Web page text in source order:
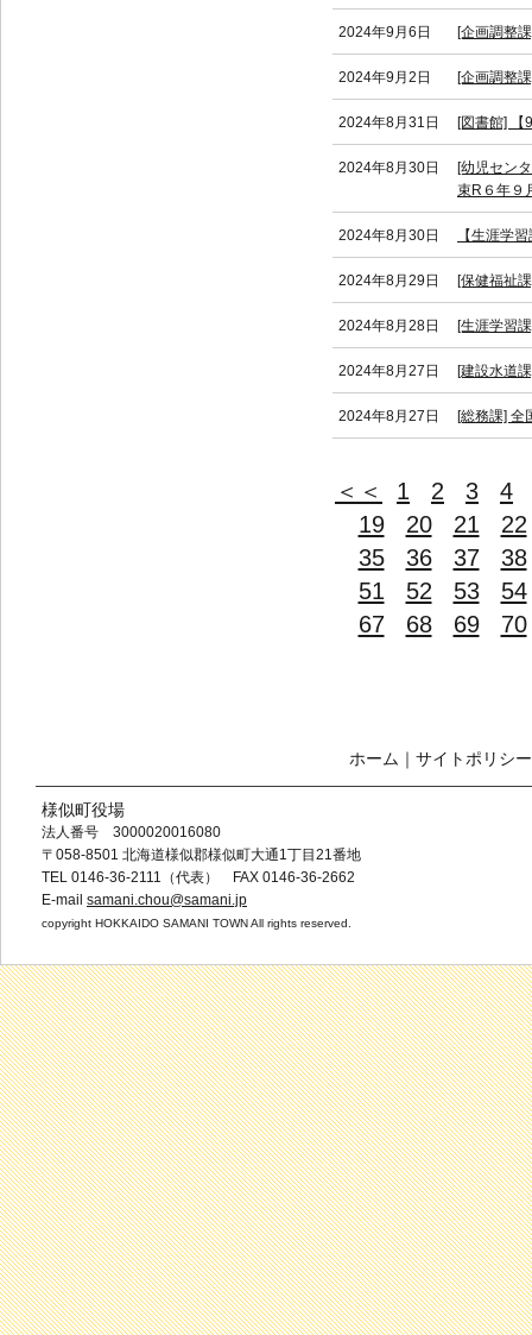
2024年9月6日 [企画調整
2024年9月2日 [企画調整
2024年8月31日 [図書館] 【
2024年8月30日
[幼児セン
束R６年９
2024年8月30日 【生涯学
2024年8月29日 [保健福祉
2024年8月28日 [生涯学習
2024年8月27日 [建設水道
2024年8月27日 [総務課] 全
＜＜ 1 2 3
4
19
20 21
22
35
36 37
38
51
52 53
54
67
68 69 70
ホーム ｜ サイトポリシー
様似町役場
法人番号 3000020016080
〒058-8501 北海道様似郡様似町大通1丁目21番地
TEL 0146-36-2111（代表） FAX 0146-36-2662
E-mail samani.chou@samani.jp
copyright HOKKAIDO SAMANI TOWN All rights reserved.